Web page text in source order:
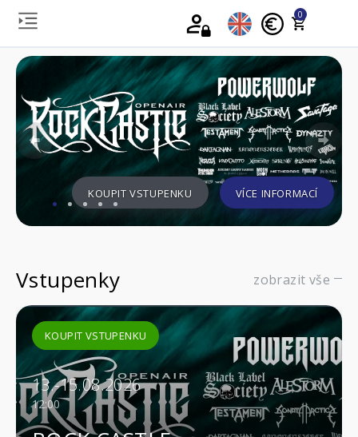
0
KOUPIT VSTUPENKU VÍCE INFORMACÍ
Previous
Vstupenky zobrazit vše
KOUPIT VSTUPENKU
13.-15.08.2026
12:00